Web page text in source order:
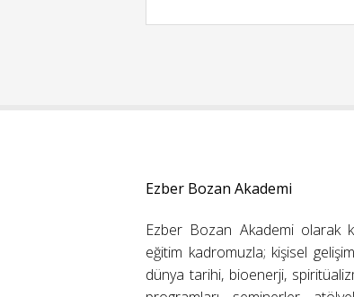
Ezber Bozan Akademi
Ezber Bozan Akademi olarak
eğitim kadromuzla; kişisel
dünya tarihi, bioenerji,